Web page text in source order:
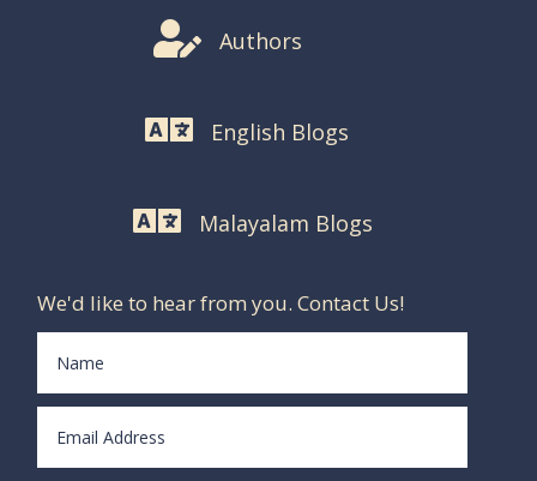
 Authors
 English Blogs
 Malayalam Blogs
We'd like to hear from you. Contact Us!